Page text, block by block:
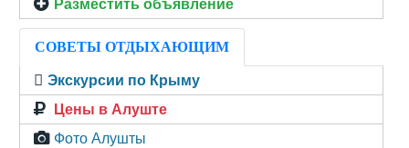
Разместить объявление
СОВЕТЫ ОТДЫХАЮЩИМ
Экскурсии по Крыму
Цены в Алуште
Фото Алушты